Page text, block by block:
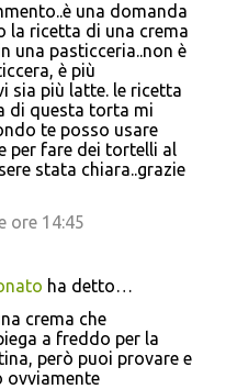
una domanda
la ricetta di una crema
una pasticceria..non è
è più
sia più latte. le ricetta
di questa torta mi
te posso usare
per fare dei tortelli al
stata chiara..grazie
ore 14:45
ha detto…
crema che
a freddo per la
però puoi provare e
ovviamente